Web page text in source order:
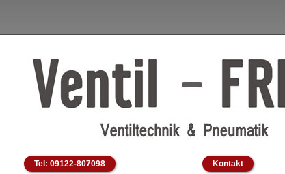
Tel: 09122-807098
Kontakt